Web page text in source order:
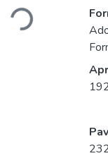
Įkeliama...